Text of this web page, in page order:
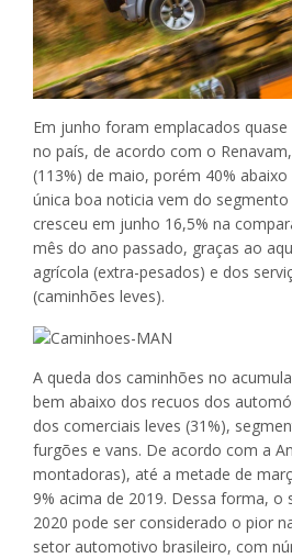
Em junho foram emplacados
no país, de acordo com o
(113%) de maio, porém 40%
única boa noticia vem do
cresceu em junho 16,5% na
mês do ano passado, graças ao
agrícola (extra-pesados) e dos
(caminhões leves).
A queda dos caminhões no
bem abaixo dos recuos dos
dos comerciais leves (31%),
furgões e vans. De acordo com a
montadoras), até a metade de
9% acima de 2019. Dessa forma, o
2020 pode ser considerado o pior
setor automotivo brasileiro, com